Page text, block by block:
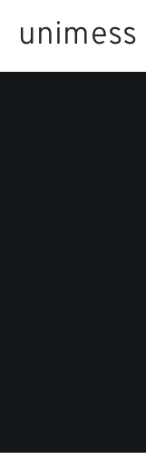
Inhaltunimess